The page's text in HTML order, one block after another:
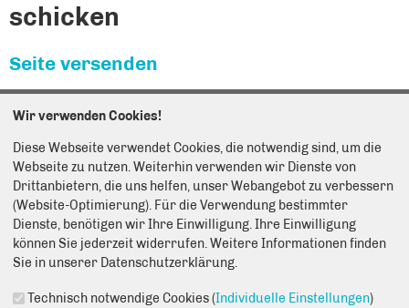
schicken
Seite versenden
weiterempfehlen.
Anmerkung: Ihre E-Mail-Adresse wird benötigt um die Personen,
denen Sie die Seite weiterempfehlen, zu informieren, von wem die
Empfehlung kommt, und dass es kein Spam ist.
Das mit * gekennzeichnete Feld ist ein Pflichtfeld.
Eigene E-Mail-Adresse*
Wir verwenden Cookies!
Diese Webseite verwendet Cookies, die notwendig sind, um die
Webseite zu nutzen. Weiterhin verwenden wir Dienste von
Drittanbietern, die uns helfen, unser Webangebot zu verbessern
(Website-Optimierung). Für die Verwendung bestimmter
Dienste, benötigen wir Ihre Einwilligung. Ihre Einwilligung
können Sie jederzeit widerrufen. Weitere Informationen finden
Sie in unserer Datenschutzerklärung.
Technisch notwendige Cookies (Individuelle Einstellungen)